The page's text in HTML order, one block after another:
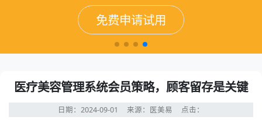
免费申请试用
免费申请试用
免费申请试用
免费申请试用
医疗美容管理系统会员策略，顾客留存是关键
日期：2024-09-01 来源：医美易 点击：